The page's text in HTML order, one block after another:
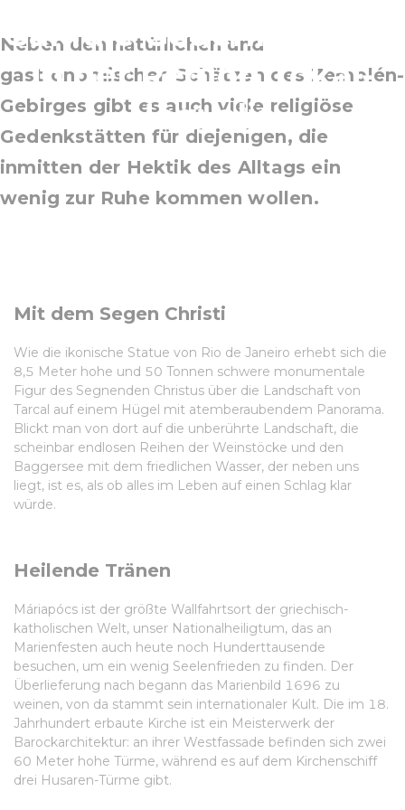
Sakrale Gedenkstätten
in der Region Tokaj-
Hegyalja
Neben den natürlichen und
gastronomischen Schätzen des Zemplén-
Gebirges gibt es auch viele religiöse
Gedenkstätten für diejenigen, die
inmitten der Hektik des Alltags ein
wenig zur Ruhe kommen wollen.
Mit dem Segen Christi
Wie die ikonische Statue von Rio de Janeiro erhebt sich die
8,5 Meter hohe und 50 Tonnen schwere monumentale
Figur des Segnenden Christus über die Landschaft von
Tarcal auf einem Hügel mit atemberaubendem Panorama.
Blickt man von dort auf die unberührte Landschaft, die
scheinbar endlosen Reihen der Weinstöcke und den
Baggersee mit dem friedlichen Wasser, der neben uns
liegt, ist es, als ob alles im Leben auf einen Schlag klar
würde.
Heilende Tränen
Máriapócs ist der größte Wallfahrtsort der griechisch-
katholischen Welt, unser Nationalheiligtum, das an
Marienfesten auch heute noch Hunderttausende
besuchen, um ein wenig Seelenfrieden zu finden. Der
Überlieferung nach begann das Marienbild 1696 zu
weinen, von da stammt sein internationaler Kult. Die im 18.
Jahrhundert erbaute Kirche ist ein Meisterwerk der
Barockarchitektur: an ihrer Westfassade befinden sich zwei
60 Meter hohe Türme, während es auf dem Kirchenschiff
drei Husaren-Türme gibt.